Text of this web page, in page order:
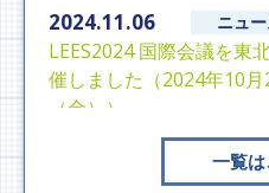
2024.11.06
LEES2024 国際会議を東
催しました（2024年10
（金））
一覧